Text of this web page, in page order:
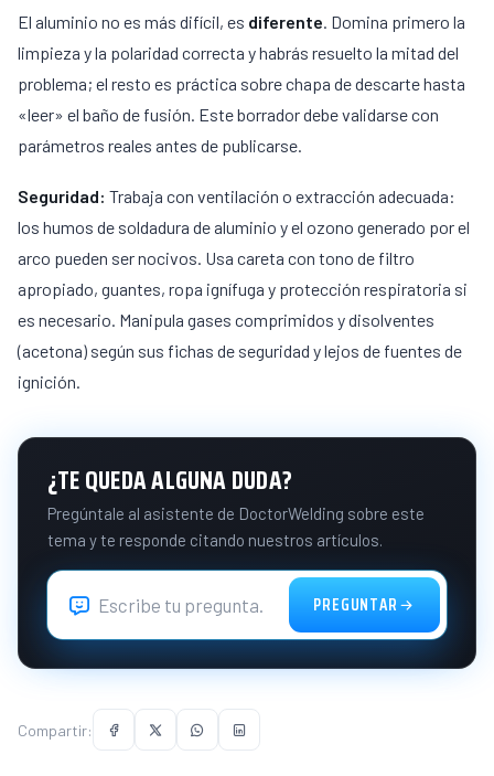
El aluminio no es más difícil, es diferente. Domina primero la
limpieza y la polaridad correcta y habrás resuelto la mitad del
problema; el resto es práctica sobre chapa de descarte hasta
«leer» el baño de fusión. Este borrador debe validarse con
parámetros reales antes de publicarse.
Seguridad: Trabaja con ventilación o extracción adecuada:
los humos de soldadura de aluminio y el ozono generado por el
arco pueden ser nocivos. Usa careta con tono de filtro
apropiado, guantes, ropa ignífuga y protección respiratoria si
es necesario. Manipula gases comprimidos y disolventes
(acetona) según sus fichas de seguridad y lejos de fuentes de
ignición.
¿TE QUEDA ALGUNA DUDA?
Pregúntale al asistente de DoctorWelding sobre este
tema y te responde citando nuestros artículos.
PREGUNTAR
Compartir: